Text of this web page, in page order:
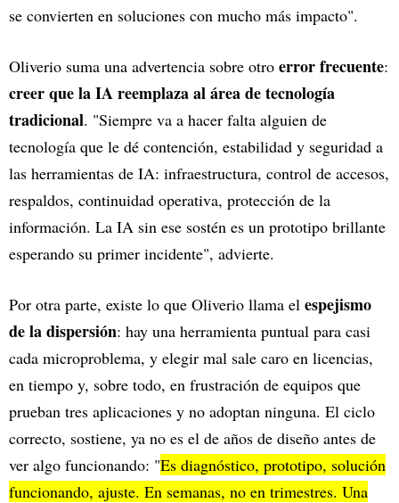
se convierten en soluciones con mucho más impacto".
Oliverio suma una advertencia sobre otro error frecuente:
creer que la IA reemplaza al área de tecnología
tradicional. "Siempre va a hacer falta alguien de
tecnología que le dé contención, estabilidad y seguridad a
las herramientas de IA: infraestructura, control de accesos,
respaldos, continuidad operativa, protección de la
información. La IA sin ese sostén es un prototipo brillante
esperando su primer incidente", advierte.
Por otra parte, existe lo que Oliverio llama el espejismo
de la dispersión: hay una herramienta puntual para casi
cada microproblema, y elegir mal sale caro en licencias,
en tiempo y, sobre todo, en frustración de equipos que
prueban tres aplicaciones y no adoptan ninguna. El ciclo
correcto, sostiene, ya no es el de años de diseño antes de
ver algo funcionando: "Es diagnóstico, prototipo, solución
funcionando, ajuste. En semanas, no en trimestres. Una